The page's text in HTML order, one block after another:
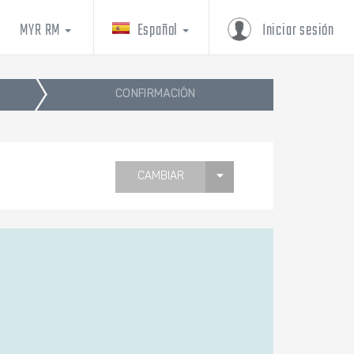
Iniciar sesión
Español
MYR RM
CONFIRMACIÓN
CAMBIAR